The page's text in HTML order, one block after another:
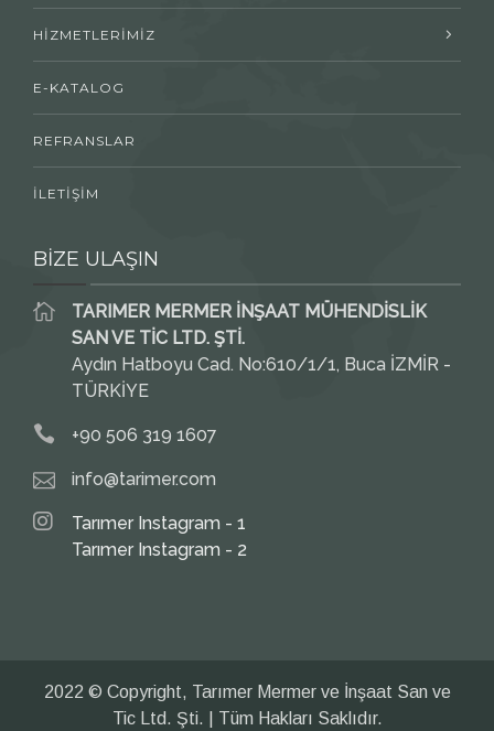
HİZMETLERİMİZ
E-KATALOG
REFRANSLAR
İLETİŞİM
BİZE ULAŞIN
TARIMER MERMER İNŞAAT MÜHENDİSLİK
SAN VE TİC LTD. ŞTİ.
Aydın Hatboyu Cad. No:610/1/1, Buca İZMİR -
TÜRKİYE
+90 506 319 1607
info@tarimer.com
Tarımer Instagram - 1
Tarımer Instagram - 2
2022 © Copyright, Tarımer Mermer ve İnşaat San ve
Tic Ltd. Şti. | Tüm Hakları Saklıdır.